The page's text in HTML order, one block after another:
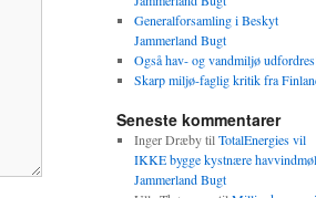
Generalforsamling i Beskyt
Jammerland Bugt
Også hav- og vandmiljø
Skarp miljø-faglig kritik fra
Seneste kommentarer
Inger DræbytilTotalEnergies vil
IKKE bygge kystnære
Jammerland Bugt